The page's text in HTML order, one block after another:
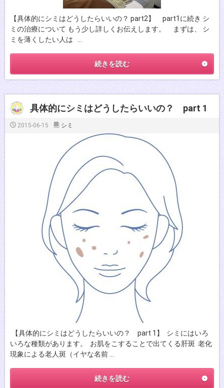
【具体的にシミはどうしたらいいの？ part2】 part1に続き シ
ミの治療について もう少し詳しくお伝えします。 まずは、 シ
ミを薄くしたい人は …
続きを読む
具体的にシミはどうしたらいいの？ part 1
2015-06-15 シミ
【具体的にシミはどうしたらいいの？ part 1】 シミにはいろ
いろな種類があります。 お肌をこすることで出てくる肝斑 老化
現象による老人斑（イヤな名前 …
続きを読む